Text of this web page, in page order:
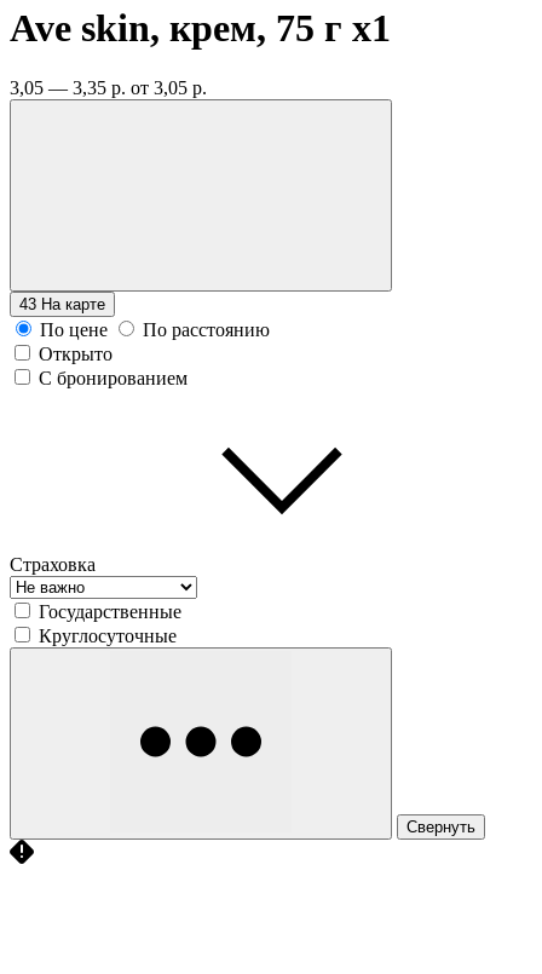
Ave skin, крем, 75 г x1
3,05 — 3,35 р. от 3,05 р.
43 На карте
По цене
По расстоянию
Открыто
С бронированием
Страховка
Государственные
Круглосуточные
Свернуть